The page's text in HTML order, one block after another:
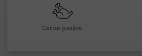
Carne pasăre